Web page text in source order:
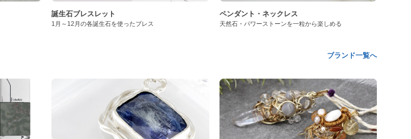
誕生石ブレスレット
1月～12月の各誕生石を使ったブレス
ペンダント・ネックレス
天然石・パワーストーンを一粒から楽しめる
ブランド一覧へ